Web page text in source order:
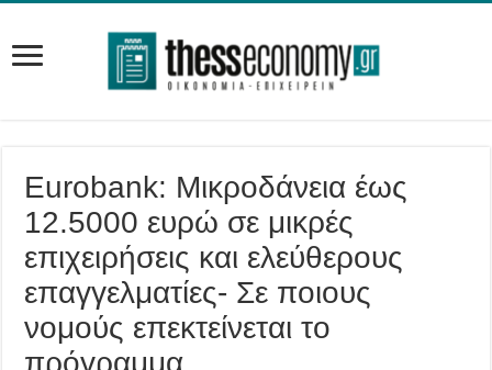
Eurobank: Μικροδάνεια έως
12.5000 ευρώ σε μικρές
επιχειρήσεις και ελεύθερους
επαγγελματίες- Σε ποιους
νομούς επεκτείνεται το
πρόγραμμα